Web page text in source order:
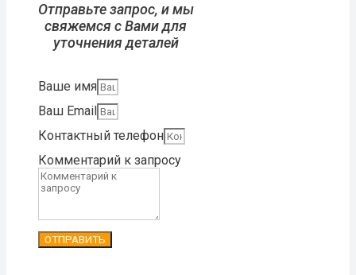
Отправьте запрос, и мы
свяжемся с Вами для
уточнения деталей
Ваше имя
Ваш Email
Контактный телефон
Комментарий к запросу
ОТПРАВИТЬ